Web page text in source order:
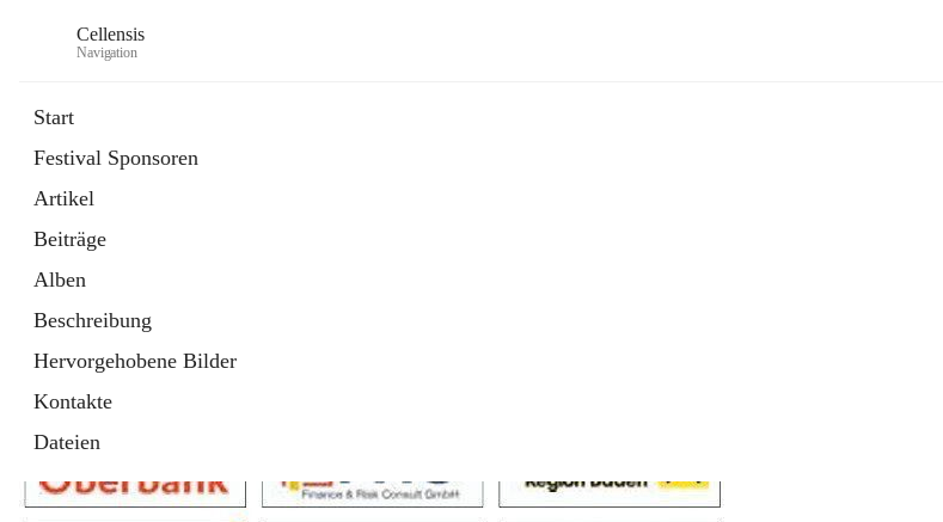
Cellensis
Navigation
Start
Festival Sponsoren
Artikel
Beiträge
Alben
Beschreibung
Hervorgehobene Bilder
Kontakte
Dateien
Festival Sponsoren